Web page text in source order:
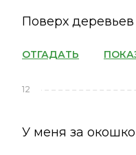
Поверх деревьев
ОТГАДАТЬ
12
У меня за